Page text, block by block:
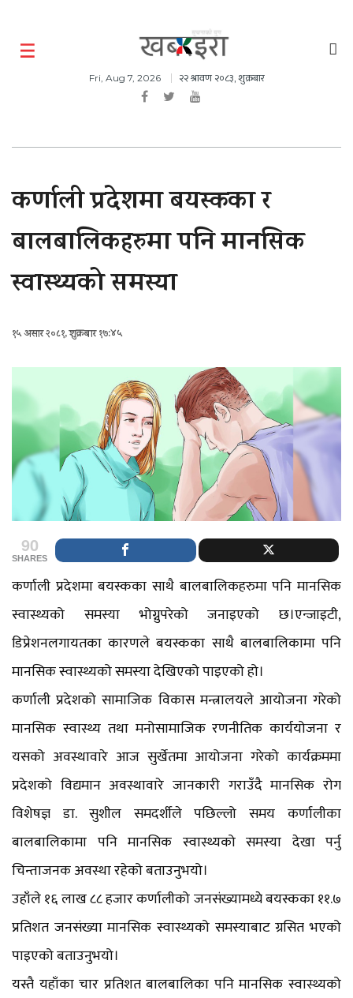
Fri, Aug 7, 2026 २२ श्रावण २०८३, शुक्रबार
कर्णाली प्रदेशमा बयस्कका र
बालबालिकहरुमा पनि मानसिक
स्वास्थ्यको समस्या
१५ असार २०८१, शुक्रबार १७:४५
90
SHARES
कर्णाली प्रदेशमा बयस्कका साथै बालबालिकहरुमा पनि मानसिक
स्वास्थ्यको समस्या भोग्नुपरेको जनाइएको छ।एन्जाइटी,
डिप्रेशनलगायतका कारणले बयस्कका साथै बालबालिकामा पनि
मानसिक स्वास्थ्यको समस्या देखिएको पाइएको हो।
कर्णाली प्रदेशको सामाजिक विकास मन्त्रालयले आयोजना गरेको
मानसिक स्वास्थ्य तथा मनोसामाजिक रणनीतिक कार्ययोजना र
यसको अवस्थावारे आज सुर्खेतमा आयोजना गरेको कार्यक्रममा
प्रदेशको विद्यमान अवस्थावारे जानकारी गराउँदै मानसिक रोग
विशेषज्ञ डा. सुशील समदर्शीले पछिल्लो समय कर्णालीका
बालबालिकामा पनि मानसिक स्वास्थ्यको समस्या देखा पर्नु
चिन्ताजनक अवस्था रहेको बताउनुभयो।
उहाँले १६ लाख ८८ हजार कर्णालीको जनसंख्यामध्ये बयस्कका ११.७
प्रतिशत जनसंख्या मानसिक स्वास्थ्यको समस्याबाट ग्रसित भएको
पाइएको बताउनुभयो।
यस्तै यहाँका चार प्रतिशत बालबालिका पनि मानसिक स्वास्थ्यको